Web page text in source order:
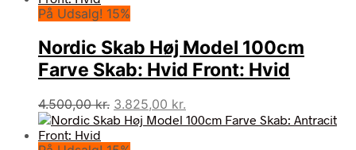
var:
På Udsalg! 15%
Nordic Skab Høj Model 100cm
Farve Skab: Hvid Front: Hvid
4.500,00kr. Den
oprindelige
3.825,00 kr.
aktuelle